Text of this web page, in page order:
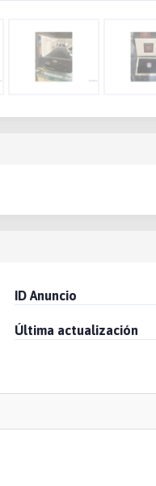
ID Anuncio
Última actualización